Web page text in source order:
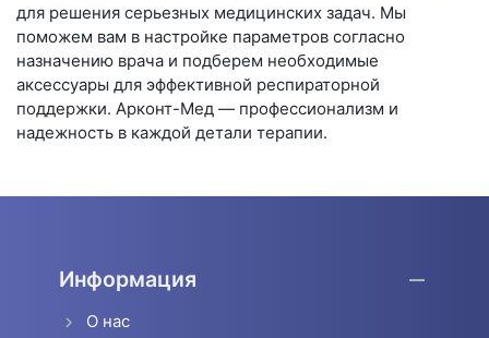
для решения серьезных медицинских задач. Мы
поможем вам в настройке параметров согласно
назначению врача и подберем необходимые
аксессуары для эффективной респираторной
поддержки. Арконт-Мед — профессионализм и
надежность в каждой детали терапии.
Информация
О нас